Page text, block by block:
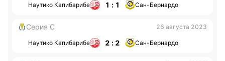
Наутико Капибарибе 1 : 1 Сан-Бернардо
Серия С 26 августа 2023
Наутико Капибарибе 2 : 2 Сан-Бернардо